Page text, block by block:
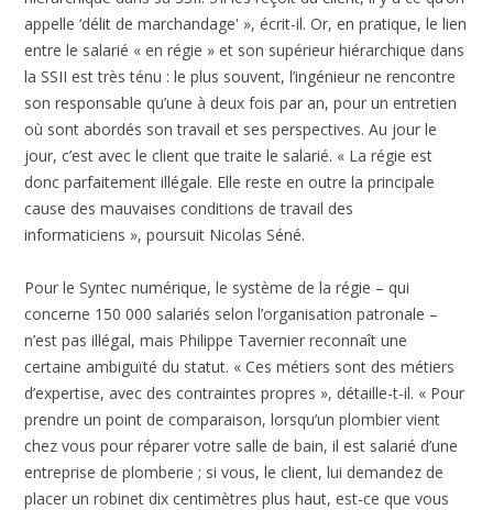
appelle ‘délit de marchandage' », écrit-il. Or, en pratique, le lien
entre le salarié « en régie » et son supérieur hiérarchique dans
la SSII est très ténu : le plus souvent, l’ingénieur ne rencontre
son responsable qu’une à deux fois par an, pour un entretien
où sont abordés son travail et ses perspectives. Au jour le
jour, c’est avec le client que traite le salarié. « La régie est
donc parfaitement illégale. Elle reste en outre la principale
cause des mauvaises conditions de travail des
informaticiens », poursuit Nicolas Séné.
Pour le Syntec numérique, le système de la régie – qui
concerne 150 000 salariés selon l’organisation patronale –
n’est pas illégal, mais Philippe Tavernier reconnaît une
certaine ambiguïté du statut. « Ces métiers sont des métiers
d’expertise, avec des contraintes propres », détaille-t-il. « Pour
prendre un point de comparaison, lorsqu’un plombier vient
chez vous pour réparer votre salle de bain, il est salarié d’une
entreprise de plomberie ; si vous, le client, lui demandez de
placer un robinet dix centimètres plus haut, est-ce que vous